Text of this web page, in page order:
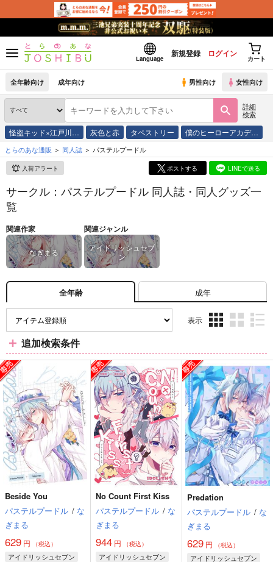
Language
新規登録 ログイン
カート
全年齢向け 成年向け 男性向け 女性向け
詳細
検索
怪盗キッド×江戸川… 灰色と赤 タペストリー 僕のヒーローアカデ…
とらのあな通販 同人誌 パステルプードル
入荷アラート ポストする LINEで送る
サークル：パステルプードル 同人誌・同人グッズ一
覧
関連作家
なぎまる
関連ジャンル
アイドリッシュセブ
ン
全年齢 成年
表示
ム
表
示
ム
表
示
ム
表
示
追加検索条件
Beside You
パステルプードル / な
ぎまる
629 円 （税込）
アイドリッシュセブン
No Count First Kiss
パステルプードル / な
ぎまる
944 円 （税込）
アイドリッシュセブン
Predation
パステルプードル / な
ぎまる
629円 （税込）
アイドリッシュセブン